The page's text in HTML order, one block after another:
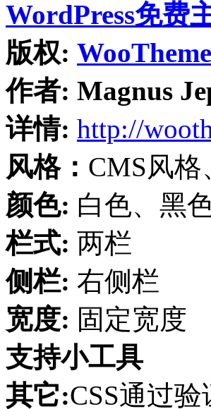
WordPress免费
版权:
作者: Magnus
详情: http://
风格： CMS风
颜色: 白色、黑
栏式: 两栏
侧栏: 右侧栏
宽度: 固定宽度
支持小工具
其它:CSS通过